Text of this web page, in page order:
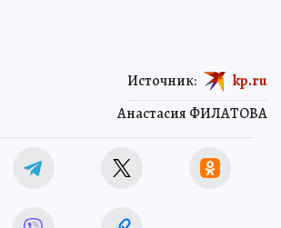
Анастасия ФИЛАТОВА
Источник: kp.ru